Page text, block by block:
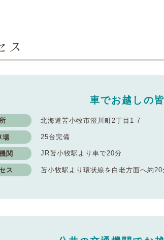
ス
車でお越しの
北海道苫小牧市澄川町2丁目1-7
場 25台完備
関 JR苫小牧駅より車で20分
ス 苫小牧駅より環状線を白老方面へ約